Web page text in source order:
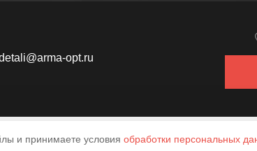
opt.ru
и принимаете условия обработки персональных